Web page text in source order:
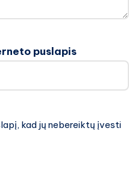
puslapis
kad jų nebereiktų įvesti